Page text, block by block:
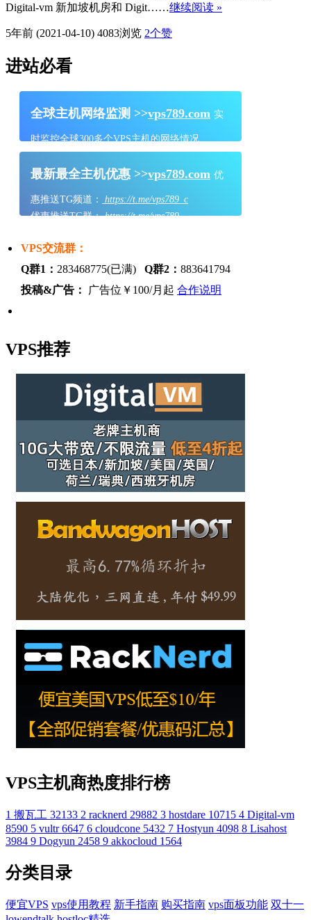
Digital-vm 新加坡机房和 Digit……继续阅读 »
5年前 (2021-04-10) 4083浏览 2个赞
进站必看
全球主机网络监测 >>vps789.com 实
时监控全球300多个VPS主机的网络情况
最新最全主机优惠 >>vps789.com 优
惠推送TG频道：
https://t.me/vps789_c
优惠推送TG群：https://t.me/vps789
VPS交流群：
Q群1： 283468775(已满) Q群2： 883641794
投稿&广告：
广告位￥100/月起 合作说明
VPS推荐
VPS主机商热度排行榜
1 搬瓦工 32133 2 racknerd 29882 3 hostdare 10715 4 Digital-vm
8590 5 vultr 6647 6 cloudcone 5432 7 Hostyun 4098 8 Lisahost
3984 9 Dogyun 2458 9 akkocloud 1564
分类目录
便宜VPS vps使用教程 新手指南 购买指南 vps面板功能 双十一